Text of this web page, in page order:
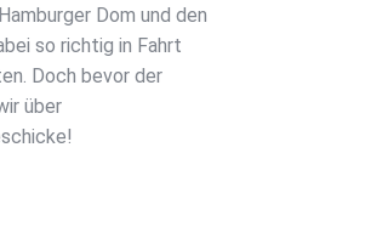
Dom und den
so richtig in Fahrt
Doch bevor der
über